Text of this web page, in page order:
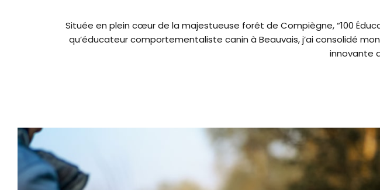
Située en plein cœur de la majestueuse forêt de Compiègne, “100
qu’éducateur comportementaliste canin à Beauvais, j’ai consolidé
innovante